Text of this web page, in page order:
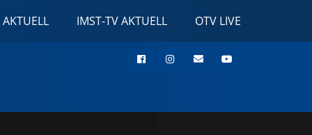
IMST-TV AKTUELL OTV LIVE